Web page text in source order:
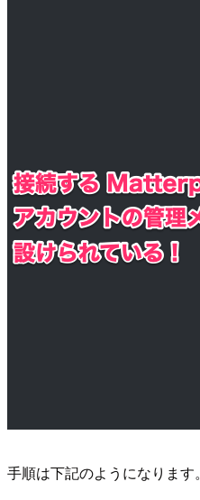
手順は下記のようになります。